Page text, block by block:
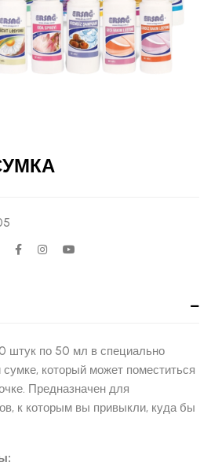
штук по 50 мл в специально
который может поместиться
Предназначен для
к которым вы привыкли, куда бы